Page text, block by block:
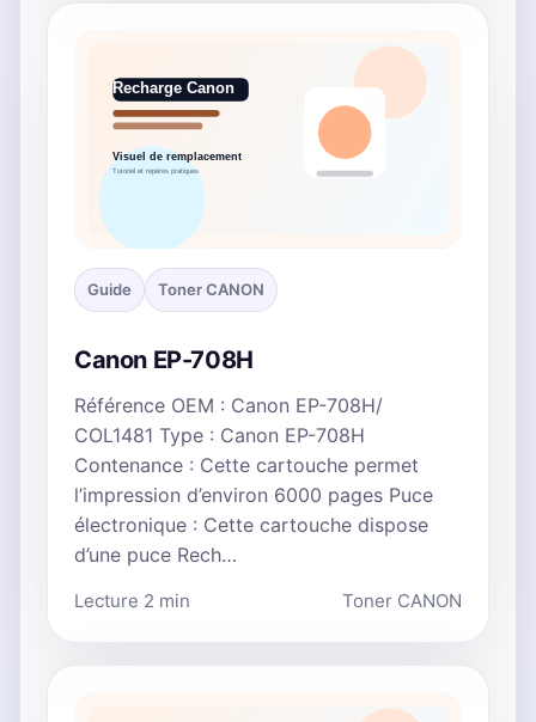
Guide Toner CANON
Canon EP-708H
Référence OEM : Canon EP-708H/
COL1481 Type : Canon EP-708H
Contenance : Cette cartouche permet
l’impression d’environ 6000 pages Puce
électronique : Cette cartouche dispose
d’une puce Rech…
Lecture 2 min Toner CANON